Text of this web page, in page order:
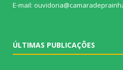
E-mail:
ÚLTIMAS PUBLICAÇÕES